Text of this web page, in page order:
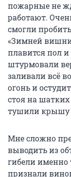
пожарные не
работают.
смогли
«Зимней
плавится пол
штурмовали
заливали всё
огонь и
стоя на
тушили крышу
Мне сложно
выводить из
гибели именно
признали